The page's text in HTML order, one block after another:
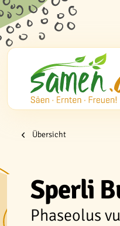
Übersicht
Sperli
Phaseolus